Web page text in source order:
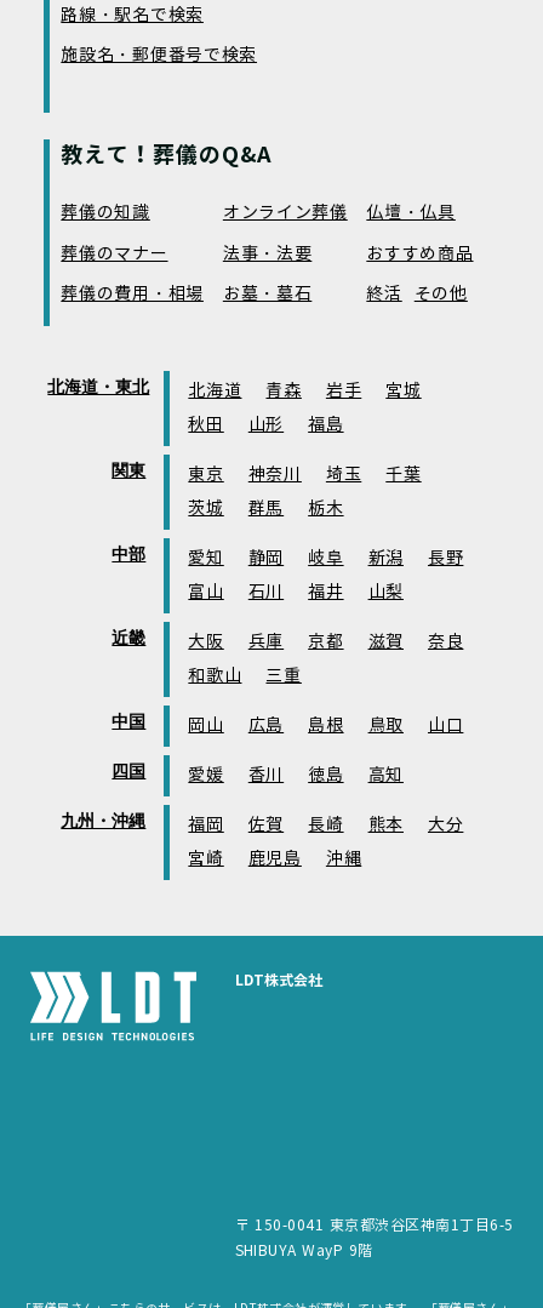
路線・駅名で検索
施設名・郵便番号で検索
教えて！葬儀のQ&A
葬儀の知識 オンライン葬儀
仏壇・仏具
葬儀のマナー
法事・法要
おすすめ商品
葬儀の費用・相場
お墓・墓石 終活 その他
北海道・東北 北海道 青森 岩手
宮城
秋田
山形 福島
関東 東京 神奈川 埼玉
千葉
茨城
群馬 栃木
中部 愛知 静岡 岐阜 新潟
長野
富山
石川 福井 山梨
近畿 大阪 兵庫 京都 滋賀
奈良
和歌山
三重
中国 岡山 広島 島根 鳥取 山口
四国 愛媛 香川 徳島 高知
九州・沖縄 福岡 佐賀 長崎 熊本
大分
宮崎
鹿児島 沖縄
LDT株式会社
〒 150-0041 東京都渋谷区神南1丁目6-5
SHIBUYA WayP 9階